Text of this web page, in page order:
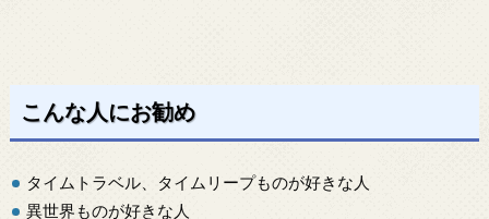
こんな人にお勧め
タイムトラベル、タイムリープものが好きな人
異世界ものが好きな人